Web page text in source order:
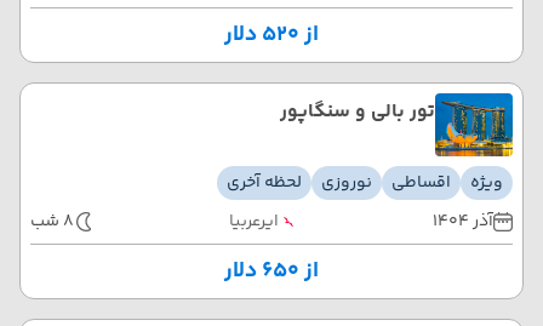
از ۵۲۰ دلار
تور بالی و سنگاپور
ویژه اقساطی نوروزی
لحظه آخری
آذر 1404
ایرعربیا 8 شب
از ۶۵۰ دلار